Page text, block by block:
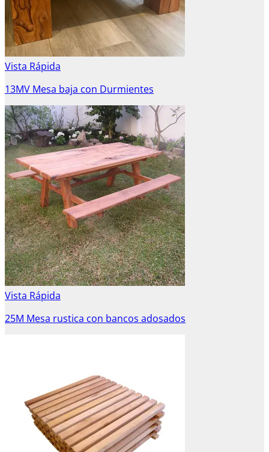
Vista Rápida
13MV Mesa baja con Durmientes
Vista Rápida
25M Mesa rustica con bancos adosados